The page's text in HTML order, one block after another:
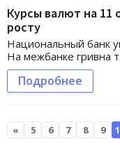
Курсы валют на 11
росту
Национальный банк
На межбанке гривна
Подробнее
« 5 6 7 8 9